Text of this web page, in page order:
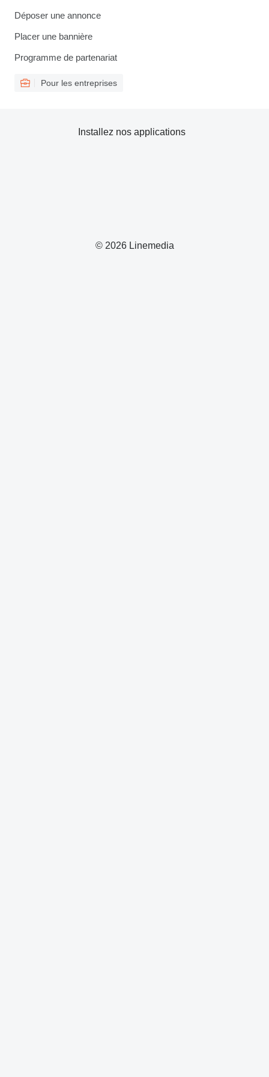
Déposer une annonce
Placer une bannière
Programme de partenariat
Pour les entreprises
© 2026 Linemedia
Installez nos applications